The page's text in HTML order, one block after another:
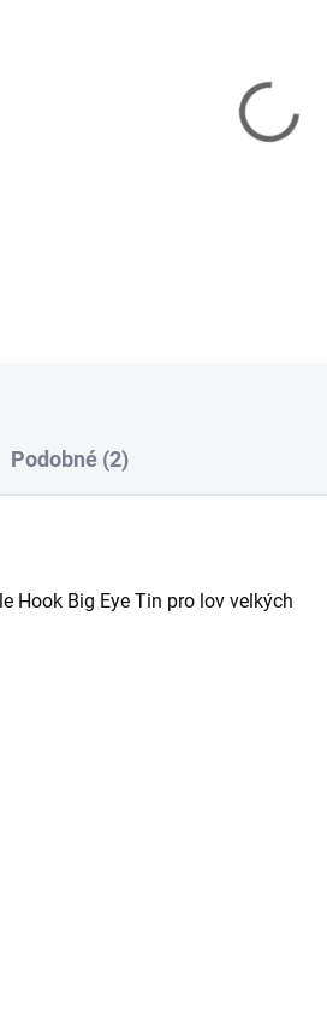
Podobné (2)
Hook Big Eye Tin pro lov velkých